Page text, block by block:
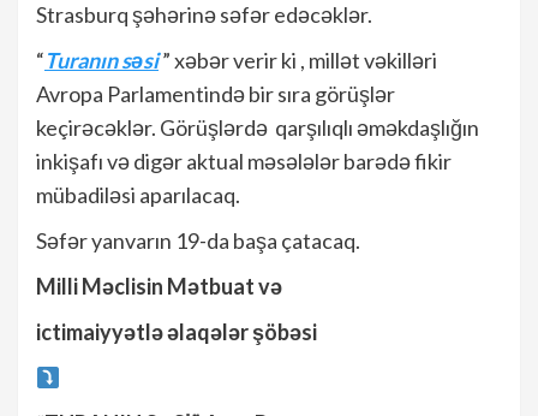
Strasburq şəhərinə səfər edəcəklər.
“Turanın səsi” xəbər verir ki , millət vəkilləri
Avropa Parlamentində bir sıra görüşlər
keçirəcəklər. Görüşlərdə qarşılıqlı əməkdaşlığın
inkişafı və digər aktual məsələlər barədə fikir
mübadiləsi aparılacaq.
Səfər yanvarın 19-da başa çatacaq.
Milli Məclisin Mətbuat və
ictimaiyyətlə əlaqələr şöbəsi